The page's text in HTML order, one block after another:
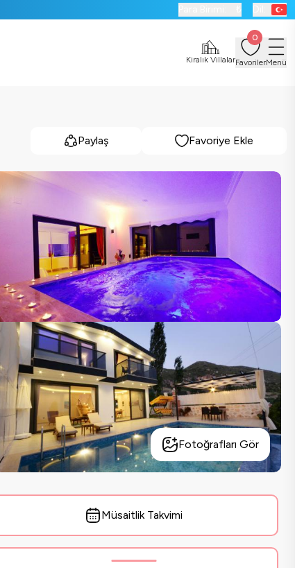
Kiralık Villalar
0
FavorilerMenü
Paylaş Favoriye Ekle
Fotoğrafları Gör
Müsaitlik Takvimi